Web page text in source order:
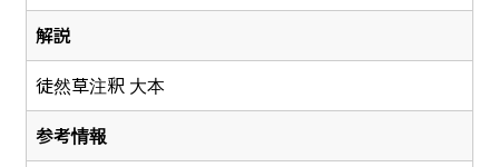
解説
徒然草注釈 大本
参考情報